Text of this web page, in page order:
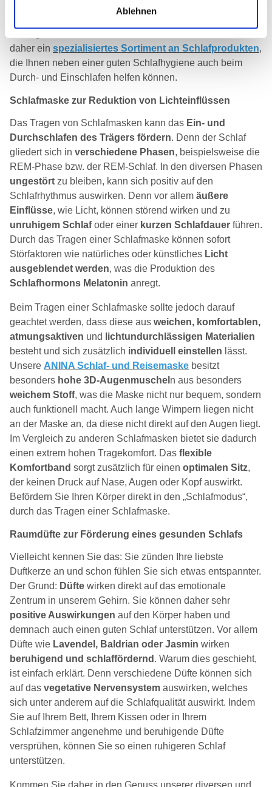
Ablehnen
daher ein spezialisiertes Sortiment an Schlafprodukten,
die Ihnen neben einer guten Schlafhygiene auch beim
Durch- und Einschlafen helfen können.
Schlafmaske zur Reduktion von Lichteinflüssen
Das Tragen von Schlafmasken kann das Ein- und
Durchschlafen des Trägers fördern. Denn der Schlaf
gliedert sich in verschiedene Phasen, beispielsweise die
REM-Phase bzw. der REM-Schlaf. In den diversen Phasen
ungestört zu bleiben, kann sich positiv auf den
Schlafrhythmus auswirken. Denn vor allem äußere
Einflüsse, wie Licht, können störend wirken und zu
unruhigem Schlafoder einer kurzen Schlafdauer führen.
Durch das Tragen einer Schlafmaske können sofort
Störfaktoren wie natürliches oder künstliches Licht
ausgeblendet werden, was die Produktion des
Schlafhormons Melatonin anregt.
Beim Tragen einer Schlafmaske sollte jedoch darauf
geachtet werden, dass diese aus weichen, komfortablen,
atmungsaktiven und
lichtundurchlässigen Materialien
besteht und sich zusätzlich individuell einstellen lässt.
Unsere ANINA Schlaf- und Reisemaske besitzt
besonders hohe 3D-Augenmuschel n aus besonders
weichem Stoff, was die Maske nicht nur bequem, sondern
auch funktionell macht. Auch lange Wimpern liegen nicht
an der Maske an, da diese nicht direkt auf den Augen liegt.
Im Vergleich zu anderen Schlafmasken bietet sie dadurch
einen extrem hohen Tragekomfort. Das flexible
Komfortband sorgt zusätzlich für einen optimalen Sitz,
der keinen Druck auf Nase, Augen oder Kopf auswirkt.
Befördern Sie Ihren Körper direkt in den „Schlafmodus“,
durch das Tragen einer Schlafmaske.
Raumdüfte zur Förderung eines gesunden Schlafs
Vielleicht kennen Sie das: Sie zünden Ihre liebste
Duftkerze an und schon fühlen Sie sich etwas entspannter.
Der Grund: Düfte wirken direkt auf das emotionale
Zentrum in unserem Gehirn. Sie können daher sehr
positive Auswirkungen auf den Körper haben und
demnach auch einen guten Schlaf unterstützen. Vor allem
Düfte wie Lavendel, Baldrian oder Jasmin wirken
beruhigend und schlaffördernd . Warum dies geschieht,
ist einfach erklärt. Denn verschiedene Düfte können sich
auf das vegetative Nervensystem auswirken, welches
sich unter anderem auf die Schlafqualität auswirkt. Indem
Sie auf Ihrem Bett, Ihrem Kissen oder in Ihrem
Schlafzimmer angenehme und beruhigende Düfte
versprühen, können Sie so einen ruhigeren Schlaf
unterstützen.
Kommen Sie daher in den Genuss unserer diversen und